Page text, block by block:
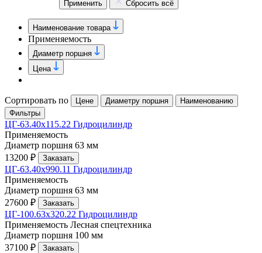
Применить Сбросить всё
Наименование товара
Применяемость
Диаметр поршня
Цена
Сортировать по Цене Диаметру поршня
Наименованию
Фильтры
ЦГ-63.40х115.22 Гидроцилиндр
Применяемость
Диаметр поршня 63 мм
13200 ₽
Заказать
ЦГ-63.40х990.11 Гидроцилиндр
Применяемость
Диаметр поршня 63 мм
27600 ₽
Заказать
ЦГ-100.63х320.22 Гидроцилиндр
Применяемость Лесная спецтехника
Диаметр поршня 100 мм
37100 ₽
Заказать